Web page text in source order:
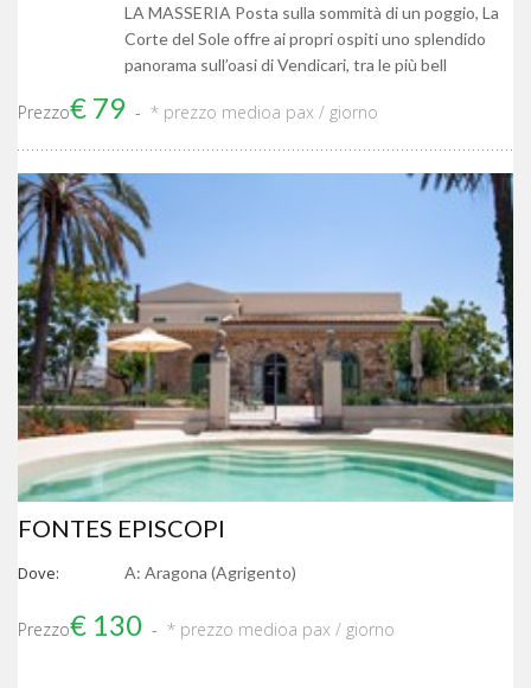
LA MASSERIA Posta sulla sommità di un poggio, La
Corte del Sole offre ai propri ospiti uno splendido
panorama sull’oasi di Vendicari, tra le più bell
Prezzo€ 79 * prezzo medioa pax / giorno
FONTES EPISCOPI
Dove: A: Aragona (Agrigento)
Prezzo€ 130 * prezzo medioa pax / giorno